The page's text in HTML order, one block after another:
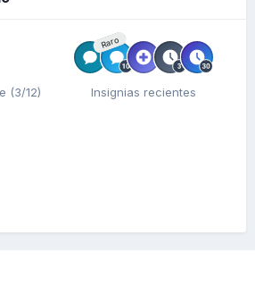
(3/12)
Raro
Insignias recientes